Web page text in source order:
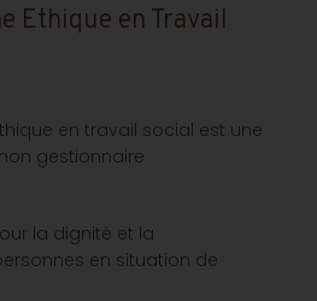
Ethique en Travail
en travail social est une
gestionnaire
la dignité et la
en situation de